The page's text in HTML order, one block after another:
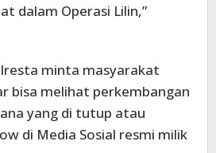
dalam Operasi Lilin,”
minta masyarakat
bisa melihat perkembangan
yang di tutup atau
di Media Sosial resmi milik